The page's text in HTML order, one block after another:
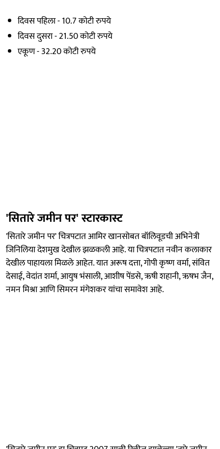
दिवस पहिला - 10.7 कोटी रुपये
दिवस दुसरा - 21.50 कोटी रुपये
एकूण - 32.20 कोटी रुपये
'सितारे जमीन पर' स्टारकास्ट
'सितारे जमीन पर' चित्रपटात आमिर खानसोबत बॉलिवूडची अभिनेत्री
जिनिलिया देशमुख देखील झळकली आहे. या चित्रपटात नवीन कलाकार
देखील पाहायला मिळले आहेत. यात अरूष दत्ता, गोपी कृष्ण वर्मा, संवित
देसाई, वेदांत शर्मा, आयुष भंसाली, आशीष पेंडसे, ऋषी शहानी, ऋषभ जैन,
नमन मिश्रा आणि सिमरन मंगेशकर यांचा समावेश आहे.